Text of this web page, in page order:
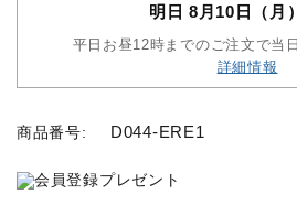
馬グッズ・アクセサリー
明日 8月10日（月
平日お昼12時までのご注文で当
詳細情報
商品番号: D044-ERE1